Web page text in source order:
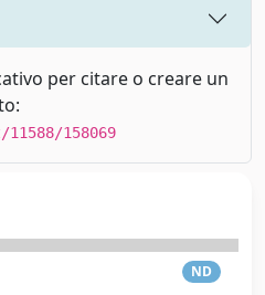
per citare o creare un
158069
ND